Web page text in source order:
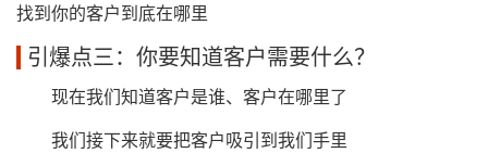
找到你的客户到底在哪里
引爆点三：你要知道客户需要什么？
现在我们知道客户是谁、客户在哪里了
我们接下来就要把客户吸引到我们手里